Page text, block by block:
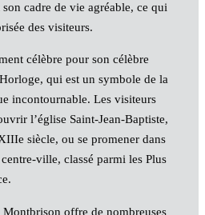
cadre de vie agréable, ce qui
des visiteurs.
célèbre pour son célèbre
qui est un symbole de la
incontournable. Les visiteurs
l’église Saint-Jean-Baptiste,
siècle, ou se promener dans
ville, classé parmi les Plus
offre de nombreuses